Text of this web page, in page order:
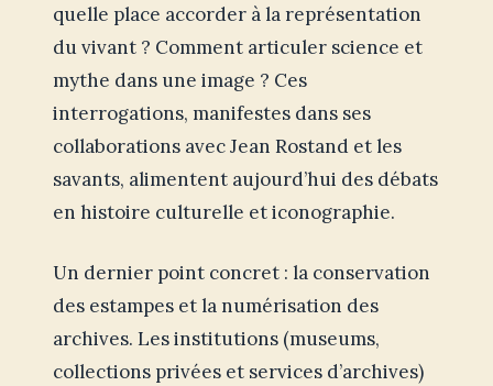
quelle place accorder à la représentation
du vivant ? Comment articuler science et
mythe dans une image ? Ces
interrogations, manifestes dans ses
collaborations avec Jean Rostand et les
savants, alimentent aujourd’hui des débats
en histoire culturelle et iconographie.
Un dernier point concret : la conservation
des estampes et la numérisation des
archives. Les institutions (museums,
collections privées et services d’archives)